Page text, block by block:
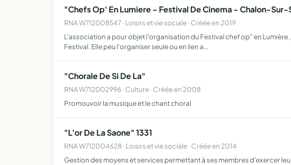
"Chefs Op' En Lumiere - Festival De Cinema - Chalon-Sur-
RNA W712008547 · Loisirs et vie sociale · Créée en 2019
L'association a pour objet l'organisation du Festival chef op'' en
Festival. Elle peu l'organiser seule ou en lien a…
"Chorale De Si De La"
RNA W712002996 · Culture · Créée en 2008
Promouvoir la musique et le chant choral
"L'or De La Saone" 1331
RNA W712004628 · Loisirs et vie sociale · Créée en 2014
Gestion des moyens et services permettant à ses membres d'exercer